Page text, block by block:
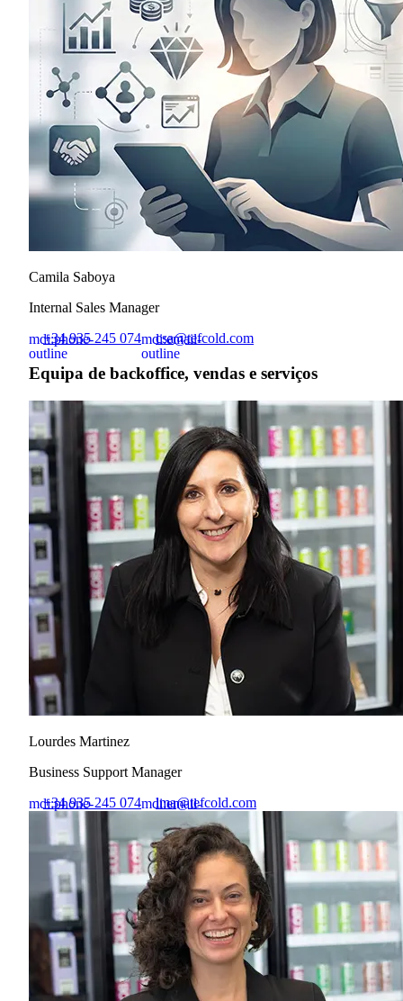
Camila Saboya
Internal Sales Manager
mdi:phone-
outline
+34 935 245 074mdi:email-
outline
csa@tefcold.com
Equipa de backoffice, vendas e serviços
Lourdes Martinez
Business Support Manager
mdi:phone-
outline
+34 935 245 074mdi:email-
lma@tefcold.com